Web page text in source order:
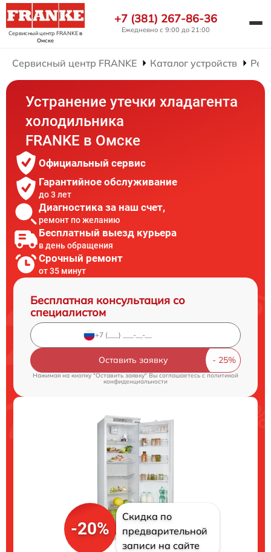
Сервисный центр FRANKEв
Омске
+7 (381) 267-86-36
Ежедневно с 9:00 до 21:00
Сервисный центр FRANKE Каталог устройств
Устранение утечки хладагента
холодильника
FRANKE в Омске
Официальный сервис
Гарантийное обслуживание
до 3 лет
Диагностика за наш счет,
ремонт по желанию
Бесплатный выезд курьера
в день обращения
Срочный ремонт
от 35 минут
Бесплатная консультация со
специалистом
Оставить заявку
Нажимая на кнопку "Оставить заявку" Вы соглашаетесь cполитикой
конфиденциальности
-20%
Скидка по
предварительной
записи на сайте